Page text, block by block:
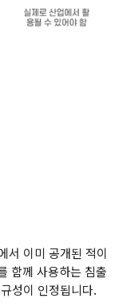
서 이미 공개된 적이
함께 사용하는 침출
성이 인정됩니다.